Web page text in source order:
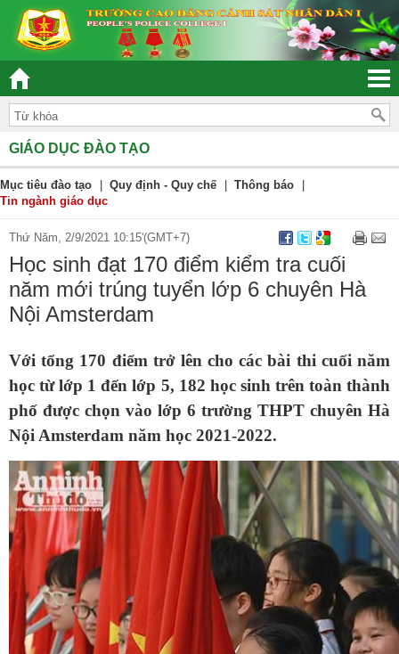
“ĐOÀN KẾT – DÂN CHỦ - KỶ CƯƠNG – TRÁCH
GIÁO DỤC ĐÀO TẠO
Mục tiêu đào tạo Quy định - Quy chế Thông báo
Tin ngành giáo dục
Thứ Năm, 2/9/2021 10:15'(GMT+7)
Học sinh đạt 170 điểm kiểm tra cuối
năm mới trúng tuyển lớp 6 chuyên Hà
Nội Amsterdam
Với tổng 170 điểm trở lên cho các bài thi cuối năm
học từ lớp 1 đến lớp 5, 182 học sinh trên toàn thành
phố được chọn vào lớp 6 trường THPT chuyên Hà
Nội Amsterdam năm học 2021-2022.